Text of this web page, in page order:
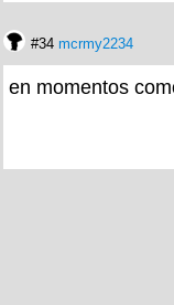
#34 mcrmy2234
en momentos